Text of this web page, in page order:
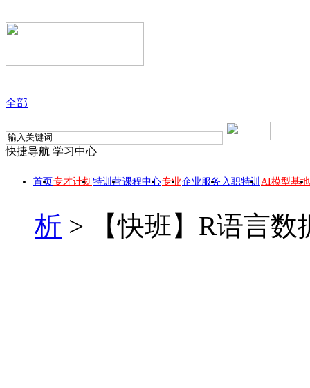
全部
快捷导航 学习中心
首页专才计划 特训营课程中心专业企业服务 入职特训 AI模型基地
析 > 【快班】R语言